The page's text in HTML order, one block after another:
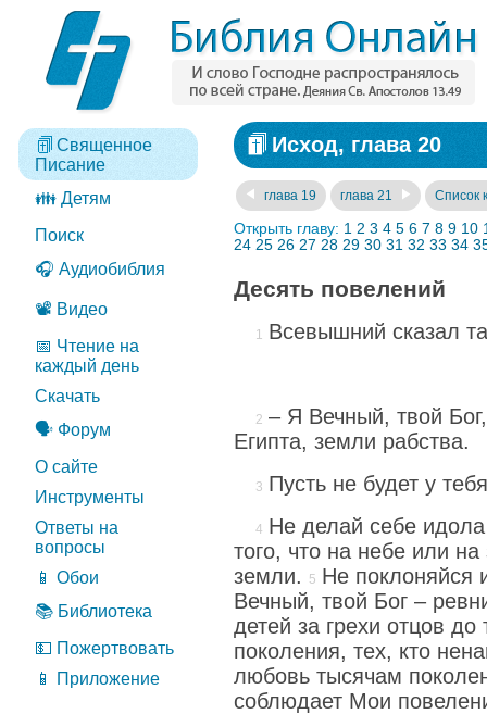
Священное
Писание
👪 Детям
Поиск
🎧 Аудиобиблия
📽️ Видео
📅 Чтение на
каждый день
Скачать
🗣️ Форум
О сайте
Инструменты
Ответы на
вопросы
📱 Обои
📚 Библиотека
💵 Пожертвовать
📱 Приложение
Исход, глава 20
глава 19 глава 21 Список
Открыть главу: 1 2 3 4 5 6 7 8 9 10
24 25 26 27 28 29 30 31 32 33 34
Десять повелений
Всевышний сказал
– Я Вечный, твой
Египта, земли рабства.
Пусть не будет у
Не делай себе
того, что на небе или
земли.
Не поклоняйся
Вечный, твой Бог –
детей за грехи отцов до
поколения, тех, кто
любовь тысячам
соблюдает Мои